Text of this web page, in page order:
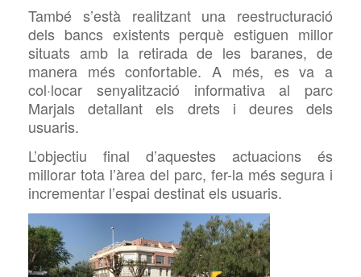
També s’està realitzant una reestructuració
dels bancs existents perquè estiguen millor
situats amb la retirada de les baranes, de
manera més confortable. A més, es va a
col·locar senyalització informativa al parc
Marjals detallant els drets i deures dels
usuaris.
L’objectiu final d’aquestes actuacions és
millorar tota l’àrea del parc, fer-la més segura i
incrementar l’espai destinat els usuaris.